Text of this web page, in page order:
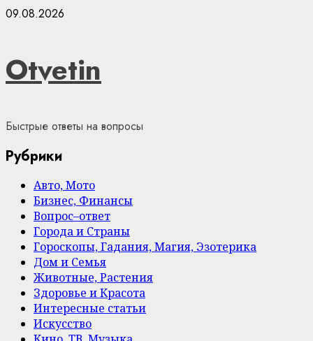
Skip
09.08.2026
Otvetin
Быстрые ответы на вопросы
Рубрики
Авто, Мото
Бизнес, Финансы
Вопрос–ответ
Города и Страны
Гороскопы, Гадания, Магия, Эзотерика
Дом и Семья
Животные, Растения
Здоровье и Красота
Интересные статьи
Искусство